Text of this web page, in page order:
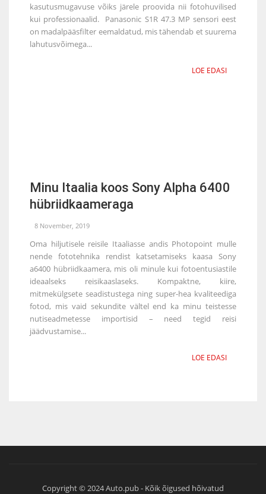
kasutusmugavuse võiks järele proovida nii fotohuvilised
kui professionaalid. Panasonic S1R 47.3 MP sensori eest
on madalpääsfilter eemaldatud, mis tähendab et suurema
lahutusvõimega...
LOE EDASI
Minu Itaalia koos Sony Alpha 6400
hübriidkaameraga
8 November, 2019
Oma hiljutisele reisile Itaaliasse andis Photopoint mulle
nende fototehnika rendist katsetamiseks kaasa Sony
a6400 hübriidkaamera, mis oli minule kui fotoentusiastile
ideaalseks reisikaaslaseks. Kompaktne, kiire,
mitmekülgsete seadistustega ning super-hea kvaliteediga
fotod, mis vaid sekundite vältel end ka minu teistesse
nutiseadmetesse importisid – need tegid reisi
jäädvustamise...
LOE EDASI
Copyright © 2024 Auto.pub - Kõik õigused hõivatud